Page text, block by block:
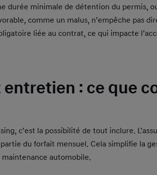
durée minimale de détention du permis,
comme un malus, n’empêche pas
liée au contrat, ce qui impacte
entretien : ce que
c’est la possibilité de tout inclure.
du forfait mensuel. Cela simplifie la
automobile.